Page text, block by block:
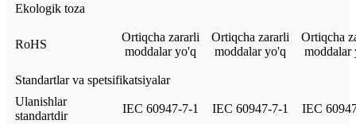
Ekologik toza
RoHS
Ortiqcha zararli
moddalar yo'q
Ortiqcha zararli
moddalar yo'q
Ortiqcha
moddalar
Standartlar va spetsifikatsiyalar
Ulanishlar
standartdir
IEC 60947-7-1 IEC 60947-7-1 IEC